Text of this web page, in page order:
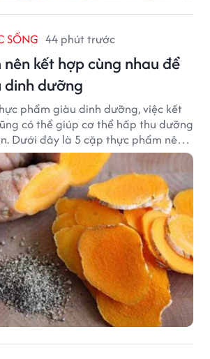
SỐNG 44 phút trước
kết hợp cùng nhau để
dưỡng
phẩm giàu dinh dưỡng, việc kết
có thể giúp cơ thể hấp thu dưỡng
Dưới đây là 5 cặp thực phẩm nên
tối ưu giá trị dinh dưỡng.